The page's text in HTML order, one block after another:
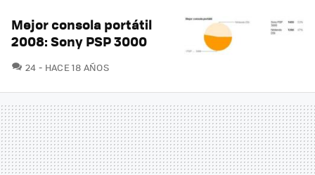
Mejor consola portátil
2008: Sony PSP 3000
24 COMENTARIOS
HACE 18 AÑOS